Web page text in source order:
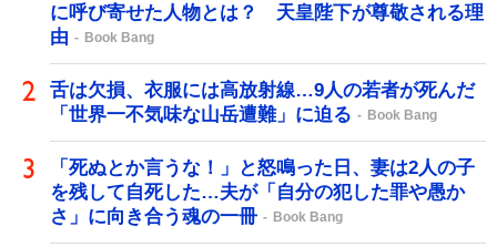
に呼び寄せた人物とは？ 天皇陛下が尊敬される理
由
Book Bang
舌は欠損、衣服には高放射線…9人の若者が死んだ
「世界一不気味な山岳遭難」に迫る
Book Bang
「死ぬとか言うな！」と怒鳴った日、妻は2人の子
を残して自死した…夫が「自分の犯した罪や愚か
さ」に向き合う魂の一冊
Book Bang